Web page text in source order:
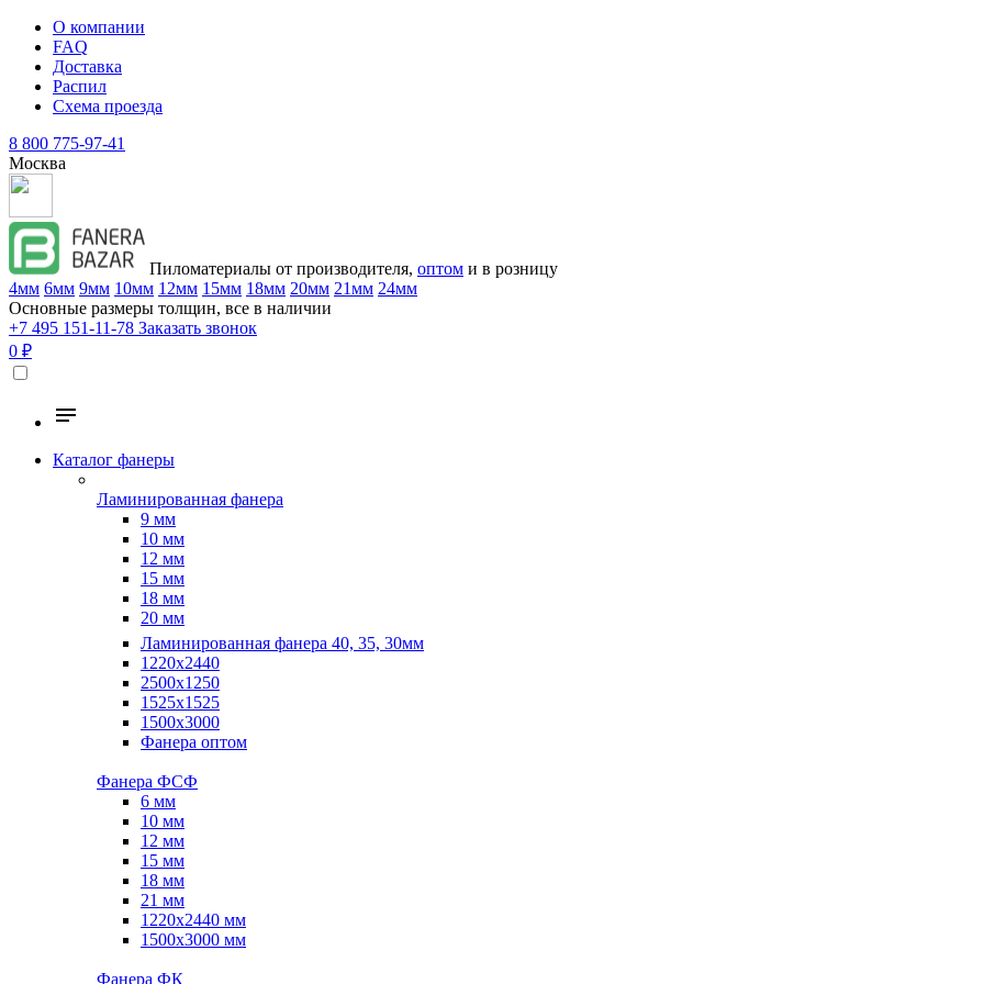
О компании
FAQ
Доставка
Распил
Схема проезда
8 800 775-97-41
Москва
Пиломатериалы от производителя, оптом и в розницу
4мм 6мм 9мм 10мм 12мм 15мм 18мм 20мм 21мм 24мм
Основные размеры толщин, все в наличии
+7 495 151-11-78 Заказать звонок
0 ₽
Каталог фанеры
Ламинированная фанера
9 мм
10 мм
12 мм
15 мм
18 мм
20 мм
Ламинированная фанера 40, 35, 30мм
1220x2440
2500x1250
1525x1525
1500x3000
Фанера оптом
Фанера ФСФ
6 мм
10 мм
12 мм
15 мм
18 мм
21 мм
1220х2440 мм
1500х3000 мм
Фанера ФК